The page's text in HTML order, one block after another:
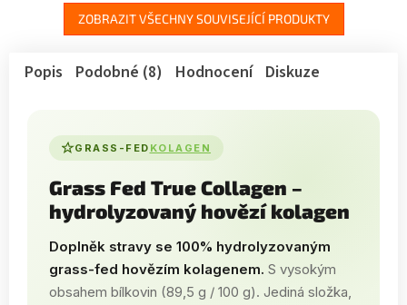
ZOBRAZIT VŠECHNY SOUVISEJÍCÍ PRODUKTY
Popis Podobné (8) Hodnocení Diskuze
GRASS-FED KOLAGEN
Grass Fed True Collagen –
hydrolyzovaný hovězí kolagen
Doplněk stravy se 100% hydrolyzovaným
grass-fed hovězím kolagenem. S vysokým
obsahem bílkovin (89,5 g / 100 g). Jediná složka,